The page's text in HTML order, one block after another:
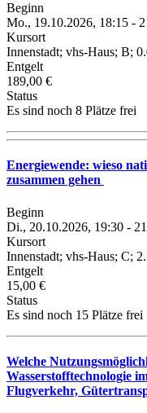
Beginn
Mo., 19.10.2026, 18:15 -
Kursort
Innenstadt; vhs-Haus; B;
Entgelt
189,00 €
Status
Es sind noch 8 Plätze frei
Energiewende: wieso
zusammen gehen
Beginn
Di., 20.10.2026, 19:30 -
Kursort
Innenstadt; vhs-Haus; C;
Entgelt
15,00 €
Status
Es sind noch 15 Plätze frei
Welche
Wasserstofftechnologie
Flugverkehr,